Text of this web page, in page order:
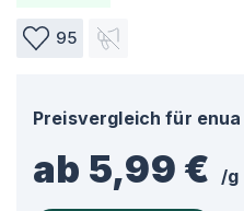
95
Preisvergleich für enua
ab 5,99 € /g